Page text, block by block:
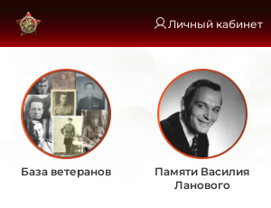
Личный кабинет
База ветеранов
Памяти Василия
Ланового